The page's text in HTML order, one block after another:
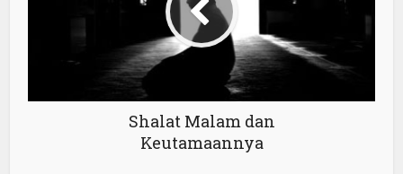
Shalat Malam dan
Keutamaannya